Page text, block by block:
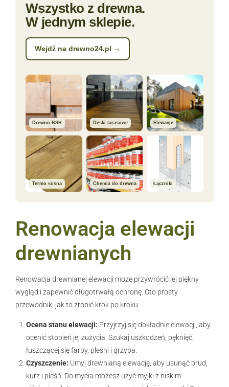
Wszystko z drewna.
W jednym sklepie.
Wejdź na drewno24.pl →
Drewno BSH Deski tarasowe Elewacje
Termo sosna Chemia do drewna Łączniki
Renowacja elewacji
drewnianych
Renowacja drewnianej elewacji może przywrócić jej piękny
wygląd i zapewnić długotrwałą ochronę. Oto prosty
przewodnik, jak to zrobić krok po kroku:
Ocena stanu elewacji: Przyjrzyj się dokładnie elewacji, aby
ocenić stopień jej zużycia. Szukaj uszkodzeń, pęknięć,
łuszczącej się farby, pleśni i grzyba.
Czyszczenie: Umyj drewnianą elewację, aby usunąć brud,
kurz i pleśń. Do mycia możesz użyć myjki z niskim